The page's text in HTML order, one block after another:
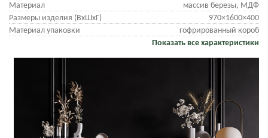
Материал
массив березы, МДФ
Размеры изделия (ВхШхГ)
970×1600×400
Материал упаковки
гофрированный короб
Показать все характеристики